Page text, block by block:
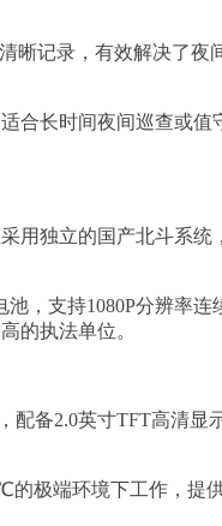
晰记录，有效解决了
合长时间夜间巡查或
用独立的国产北斗系
，支持1080P分辨率
的执法单位。
备2.0英寸TFT高清显
极端环境下工作，提